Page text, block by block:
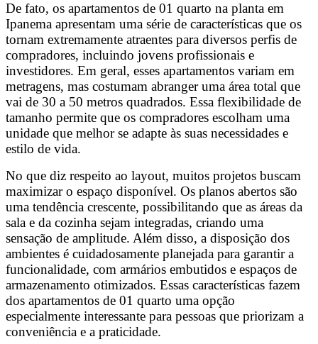
De fato, os apartamentos de 01 quarto na planta em
Ipanema apresentam uma série de características que os
tornam extremamente atraentes para diversos perfis de
compradores, incluindo jovens profissionais e
investidores. Em geral, esses apartamentos variam em
metragens, mas costumam abranger uma área total que
vai de 30 a 50 metros quadrados. Essa flexibilidade de
tamanho permite que os compradores escolham uma
unidade que melhor se adapte às suas necessidades e
estilo de vida.
No que diz respeito ao layout, muitos projetos buscam
maximizar o espaço disponível. Os planos abertos são
uma tendência crescente, possibilitando que as áreas da
sala e da cozinha sejam integradas, criando uma
sensação de amplitude. Além disso, a disposição dos
ambientes é cuidadosamente planejada para garantir a
funcionalidade, com armários embutidos e espaços de
armazenamento otimizados. Essas características fazem
dos apartamentos de 01 quarto uma opção
especialmente interessante para pessoas que priorizam a
conveniência e a praticidade.